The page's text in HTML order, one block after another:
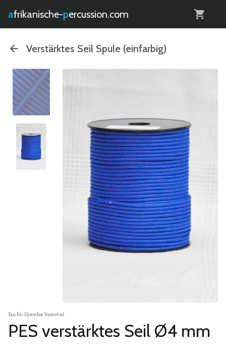
afrikanische- percussion.com
Verstärktes Seil Spule (einfarbig)
Tau für Djembe Trommel
PES verstärktes Seil Ø4 mm